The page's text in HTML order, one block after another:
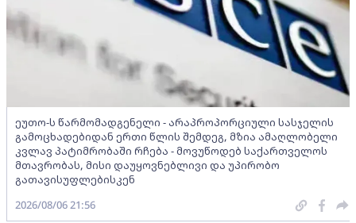
ეუთო-ს წარმომადგენელი - არაპროპორციული სასჯელის
გამოცხადებიდან ერთი წლის შემდეგ, მზია ამაღლობელი
კვლავ პატიმრობაში რჩება - მოვუწოდებ საქართველოს
მთავრობას, მისი დაუყოვნებლივი და უპირობო
გათავისუფლებისკენ
2026/08/06 21:56